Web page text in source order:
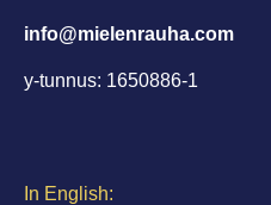
info@mielenrauha.com
y-tunnus: 1650886-1
In English: